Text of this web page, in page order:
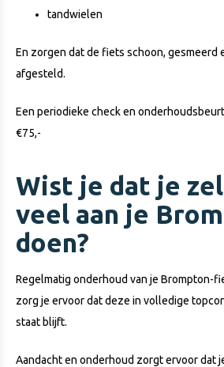
tandwielen
En zorgen dat de fiets schoon, gesmeerd
afgesteld.
Een periodieke check en
€75,-
Wist je dat je
veel aan je
doen?
Regelmatig onderhoud van je Brompton-
zorg je ervoor dat deze in volledige
staat blijft.
Aandacht en onderhoud zorgt ervoor dat